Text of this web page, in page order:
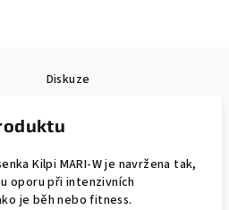
Diskuze
Kilpi MARI-W je navržena tak,
oporu při intenzivních
je běh nebo fitness.